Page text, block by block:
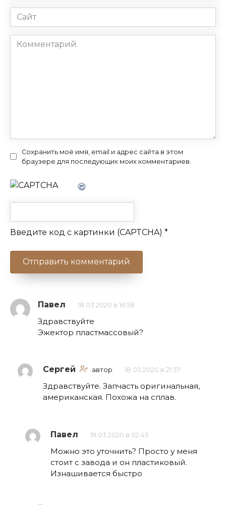
Сайт
Комментарий
Сохранить моё имя, email и адрес сайта в этом
браузере для последующих моих комментариев.
Введите код с картинки (CAPTCHA) *
Павел 18.03.2020 в 16:58
Здравствуйте
Эжектор пластмассовый?
Сергей автор 18.03.2020 в 21:37
Здравствуйте. Запчасть оригинальная,
американская. Похожа на сплав.
Павел 19.03.2020 в 02:45
Можно это уточнить? Просто у меня
стоит с завода и он пластиковый.
Изнашивается быстро